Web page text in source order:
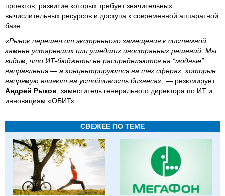
проектов, развитие которых требует значительных
вычислительных ресурсов и доступа к современной аппаратной
базе.
«Рынок перешел от экстренного замещения к системной
замене устаревших или ушедших иностранных решений. Мы
видим, что ИТ-бюджеты не распределяются на “модные”
направления — а концентрируются на тех сферах, которые
напрямую влияют на устойчивость бизнеса» , — резюмирует
Андрей Рыков , заместитель генерального директора по ИТ и
инновациям «ОБИТ».
СВЕЖЕЕ ПО ТЕМЕ